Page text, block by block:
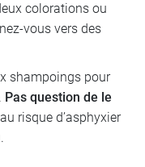
colorations ou
vous vers des
shampoings pour
Pas question de le
au risque d’asphyxier